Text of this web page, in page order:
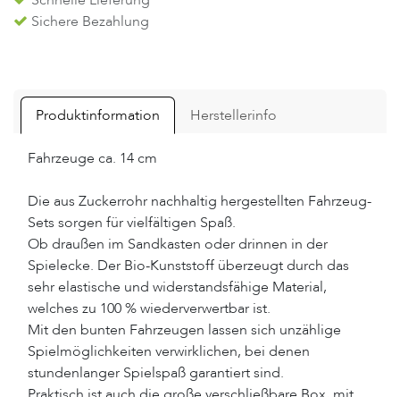
Sichere Bezahlung
Produktinformation Herstellerinfo
Fahrzeuge ca. 14 cm
Die aus Zuckerrohr nachhaltig hergestellten Fahrzeug-
Sets sorgen für vielfältigen Spaß.
Ob draußen im Sandkasten oder drinnen in der
Spielecke. Der Bio-Kunststoff überzeugt durch das
sehr elastische und widerstandsfähige Material,
welches zu 100 % wiederverwertbar ist.
Mit den bunten Fahrzeugen lassen sich unzählige
Spielmöglichkeiten verwirklichen, bei denen
stundenlanger Spielspaß garantiert sind.